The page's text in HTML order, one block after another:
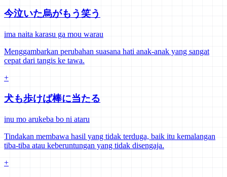
今泣いた烏がもう笑う
ima naita karasu ga mou warau
Menggambarkan perubahan suasana hati anak-anak yang sangat
cepat dari tangis ke tawa.
+
犬も歩けば棒に当たる
inu mo arukeba bo ni ataru
Tindakan membawa hasil yang tidak terduga, baik itu kemalangan
tiba-tiba atau keberuntungan yang tidak disengaja.
+